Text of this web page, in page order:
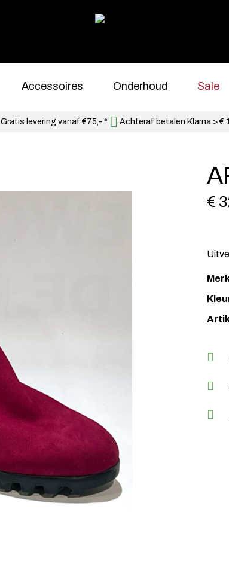
Accessoires Onderhoud Sale
Gratis levering vanaf €75,- * Achteraf betalen Klarna > €
€